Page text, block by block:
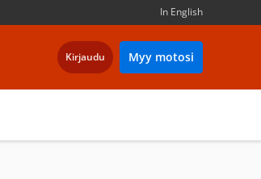
In English
Kirjaudu Myy motosi